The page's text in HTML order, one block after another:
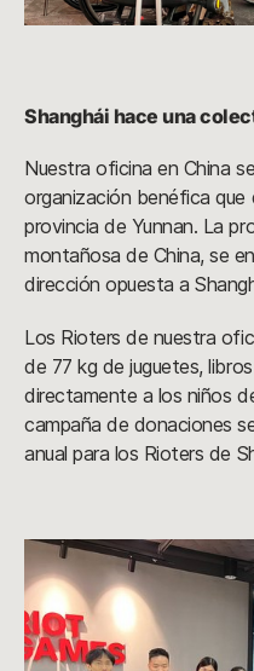
Shanghái hace una
Nuestra oficina en China
organización benéfica que
provincia de Yunnan. La
montañosa de China, se
dirección opuesta a
Los Rioters de nuestra
de 77 kg de juguetes,
directamente a los niños
campaña de donaciones
anual para los Rioters de